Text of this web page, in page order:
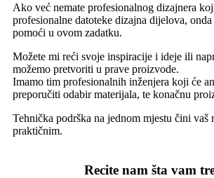
Ako već nemate profesionalnog dizajnera
profesionalne datoteke dizajna dijelova,
pomoći u ovom zadatku.
Možete mi reći svoje inspiracije i ideje ili
možemo pretvoriti u prave proizvode.
Imamo tim profesionalnih inženjera koji će
preporučiti odabir materijala, te konačnu
Tehnička podrška na jednom mjestu čini vaš
praktičnim.
Recite nam šta vam